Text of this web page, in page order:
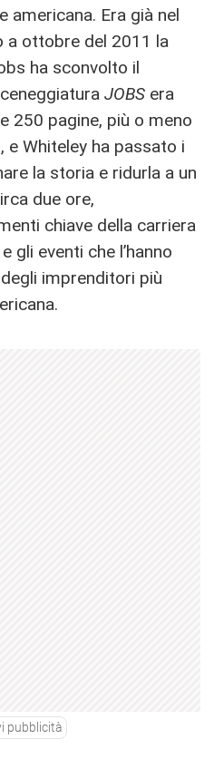
americana. Era già nel
a ottobre del 2011 la
ha sconvolto il
JOBS era
250 pagine, più o meno
Whiteley ha passato i
la storia e ridurla a un
due ore,
chiave della carriera
gli eventi che l’hanno
imprenditori più
pubblicità